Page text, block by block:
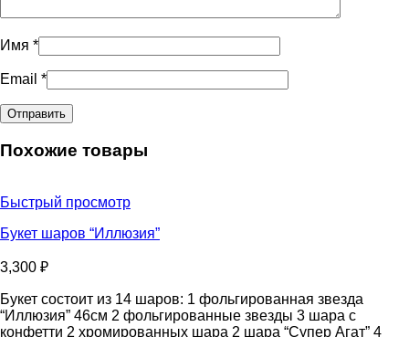
Имя *
Email *
Похожие товары
Быстрый просмотр
Букет шаров “Иллюзия”
3,300 ₽
Букет состоит из 14 шаров: 1 фольгированная звезда
“Иллюзия” 46см 2 фольгированные звезды 3 шара с
конфетти 2 хромированных шара 2 шара “Супер Агат” 4